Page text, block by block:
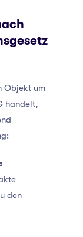
Objekt um
handelt,
den